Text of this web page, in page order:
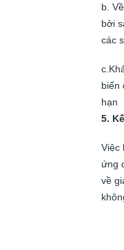
b.
bởi
các
biến
hạn
5.
Việc
ứng
về